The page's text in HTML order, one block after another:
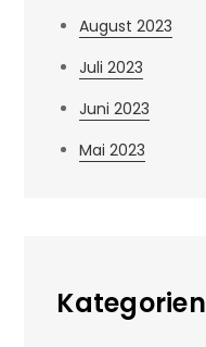
August 2023
Juli 2023
Juni 2023
Mai 2023
Kategorien